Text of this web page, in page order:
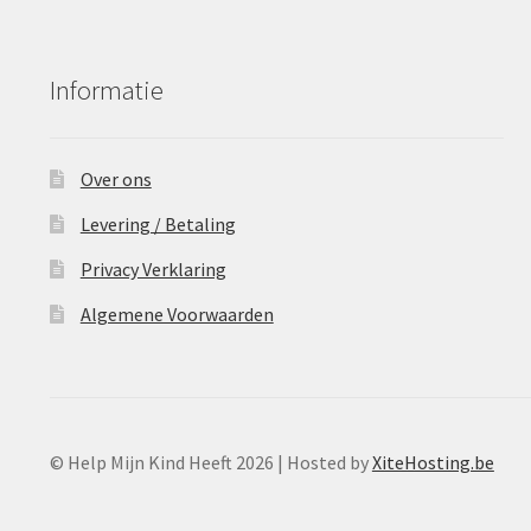
Informatie
Over ons
Levering / Betaling
Privacy Verklaring
Algemene Voorwaarden
© Help Mijn Kind Heeft 2026 | Hosted byXiteHosting.be